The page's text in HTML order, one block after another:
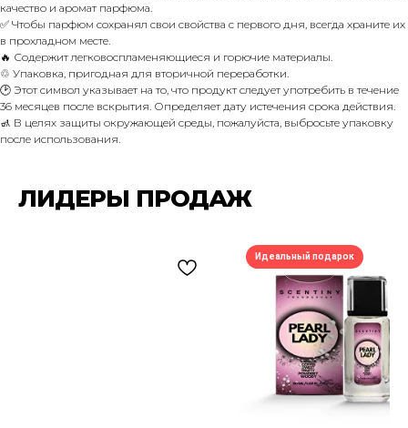
качество и аромат парфюма.
✅ Чтобы парфюм сохранял свои свойства с первого дня, всегда храните их
в прохладном месте.
🔥 Содержит легковоспламеняющиеся и горючие материалы.
♲ Упаковка, пригодная для вторичной переработки.
🕑 Этот символ указывает на то, что продукт следует употребить в течение
36 месяцев после вскрытия. Определяет дату истечения срока действия.
🚮 В целях защиты окружающей среды, пожалуйста, выбросьте упаковку
после использования.
ЛИДЕРЫ ПРОДАЖ
Идеальный подарок
ПОДПИШИСЬ НА РАССЫЛКУ И УЗНАВАЙ
О НОВЫХ ПОСТУПЛЕНИЯХ И АКЦИЯХ —